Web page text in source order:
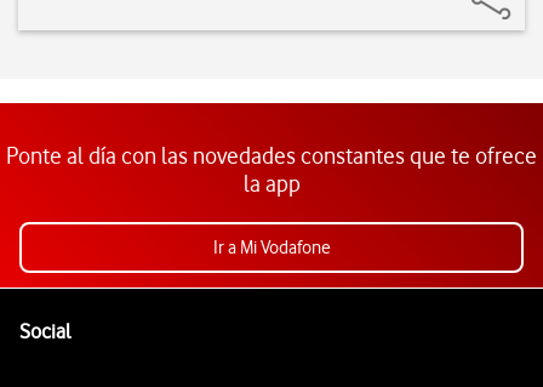
Ponte al día con las novedades constantes que te ofrece
la app
Ir a Mi Vodafone
SocialEnlaces a las redes sociales de Vodafone